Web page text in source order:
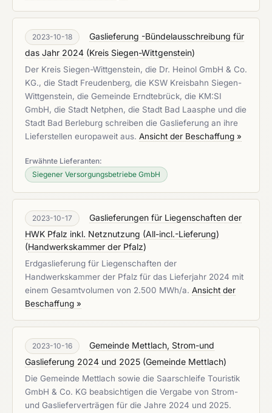
2023-10-18
Gaslieferung -Bündelausschreibung für
das Jahr 2024 (Kreis Siegen-Wittgenstein)
Der Kreis Siegen-Wittgenstein, die Dr. Heinol GmbH & Co.
KG., die Stadt Freudenberg, die KSW Kreisbahn Siegen-
Wittgenstein, die Gemeinde Erndtebrück, die KM:SI
GmbH, die Stadt Netphen, die Stadt Bad Laasphe und die
Stadt Bad Berleburg schreiben die Gaslieferung an ihre
Lieferstellen europaweit aus. Ansicht der Beschaffung »
Erwähnte Lieferanten:
Siegener Versorgungsbetriebe GmbH
2023-10-17
Gaslieferungen für Liegenschaften der
HWK Pfalz inkl. Netznutzung (All-incl.-Lieferung)
(Handwerkskammer der Pfalz)
Erdgaslieferung für Liegenschaften der
Handwerkskammer der Pfalz für das Lieferjahr 2024 mit
einem Gesamtvolumen von 2.500 MWh/a. Ansicht der
Beschaffung »
2023-10-16
Gemeinde Mettlach, Strom-und
Gaslieferung 2024 und 2025 (Gemeinde Mettlach)
Die Gemeinde Mettlach sowie die Saarschleife Touristik
GmbH & Co. KG beabsichtigen die Vergabe von Strom-
und Gaslieferverträgen für die Jahre 2024 und 2025.